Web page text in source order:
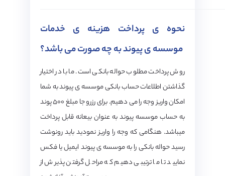
نحوه ی پرداخت هزینه ی خدمات
موسسه ی پیوند به چه صورت می باشد؟
روش پرداخت مطلوب حواله بانکی است. ما با در اختیار
گذاشتن اطلاعات حساب بانکی موسسه ی پیوند به شما
امکان واریز وجه را می دهیم. برای رزرو جا مبلغ ۵۰۰ پوند
به حساب موسسه پیوند به عنوان بیعانه قابل پرداخت
میباشد. هنگامی که وجه را واریز نمودید باید رونوشت
رسید حواله بانکی را به موسسه ی پیوند ایمیل یا فکس
نمایید تا ما ترتیبی دهیم که مراحل گرفتن پذیرش از